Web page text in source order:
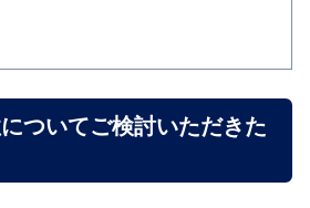
についてご検討いただきた